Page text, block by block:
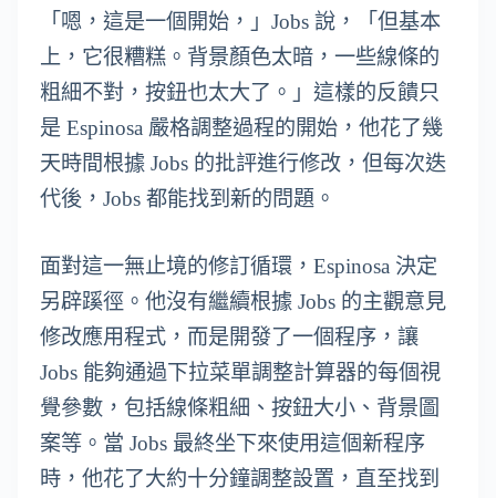
「嗯，這是一個開始，」Jobs 說，「但基本
上，它很糟糕。背景顏色太暗，一些線條的
粗細不對，按鈕也太大了。」這樣的反饋只
是 Espinosa 嚴格調整過程的開始，他花了幾
天時間根據 Jobs 的批評進行修改，但每次迭
代後，Jobs 都能找到新的問題。
面對這一無止境的修訂循環，Espinosa 決定
另辟蹊徑。他沒有繼續根據 Jobs 的主觀意見
修改應用程式，而是開發了一個程序，讓
Jobs 能夠通過下拉菜單調整計算器的每個視
覺參數，包括線條粗細、按鈕大小、背景圖
案等。當 Jobs 最終坐下來使用這個新程序
時，他花了大約十分鐘調整設置，直至找到